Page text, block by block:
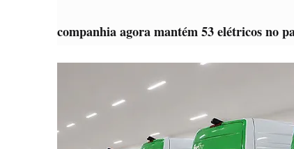
companhia agora mantém 53 elétricos no